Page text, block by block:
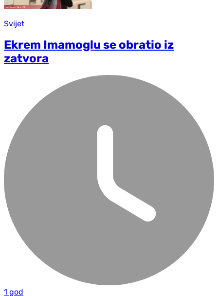
Svijet
Ekrem Imamoglu se obratio iz
zatvora
1 god